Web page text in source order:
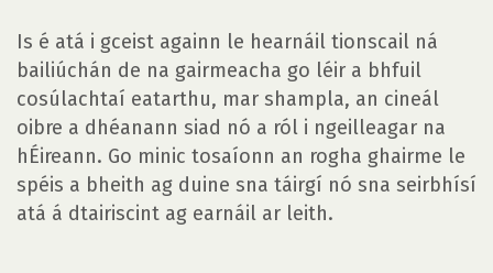
Is é atá i gceist againn le hearnáil tionscail ná
bailiúchán de na gairmeacha go léir a bhfuil
cosúlachtaí eatarthu, mar shampla, an cineál
oibre a dhéanann siad nó a ról i ngeilleagar na
hÉireann. Go minic tosaíonn an rogha ghairme le
spéis a bheith ag duine sna táirgí nó sna seirbhísí
atá á dtairiscint ag earnáil ar leith.